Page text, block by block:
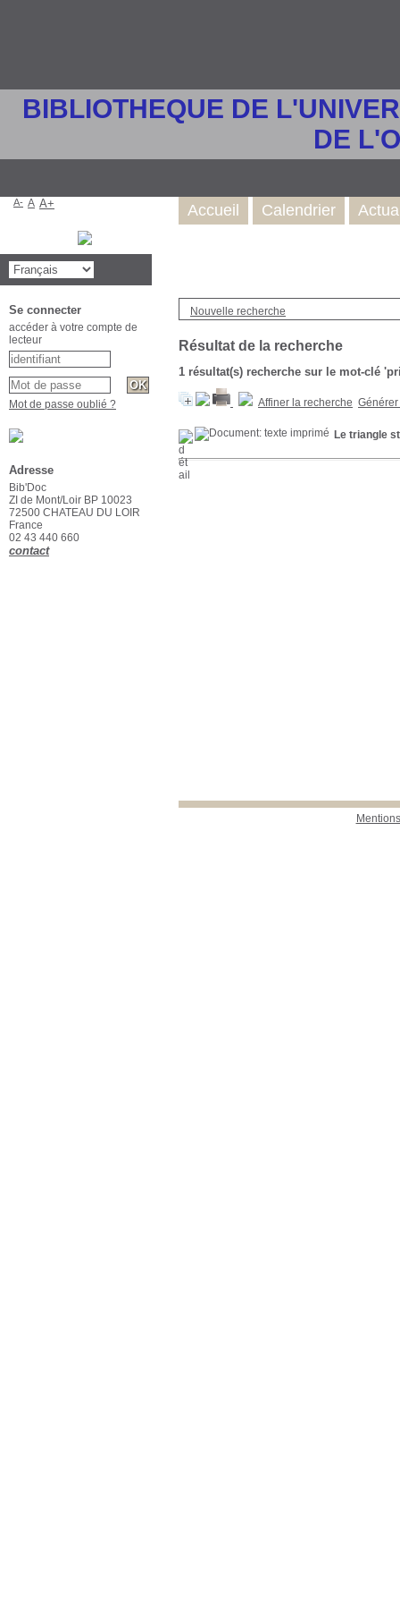
BIBLIOTHEQUE DE
DE
Nouvelle recherche
Résultat de la recherche
1 résultat(s) recherche sur le mot-clé
Affiner la recherche
Le triangle
Accueil Calendrier
A- A A+
Se connecter
accéder à votre compte de
lecteur
Mot de passe oublié ?
Adresse
Bib'Doc
ZI de Mont/Loir BP 10023
72500 CHATEAU DU LOIR
France
02 43 440 660
contact